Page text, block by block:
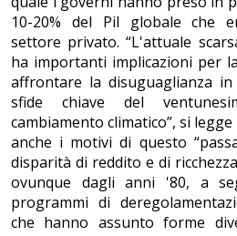
10-20% del Pil globale che
settore privato. “L'attuale
ha importanti implicazioni per
affrontare la disuguaglianza
sfide chiave del
cambiamento climatico”, si
anche i motivi di questo
disparità di reddito e di
ovunque dagli anni '80, a
programmi di
che hanno assunto forme